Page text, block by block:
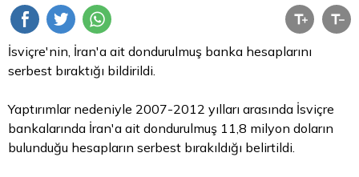
İsviçre'nin, İran'a ait dondurulmuş banka hesaplarını
serbest bıraktığı bildirildi.
Yaptırımlar nedeniyle 2007-2012 yılları arasında İsviçre
bankalarında İran'a ait dondurulmuş 11,8 milyon doların
bulunduğu hesapların serbest bırakıldığı belirtildi.